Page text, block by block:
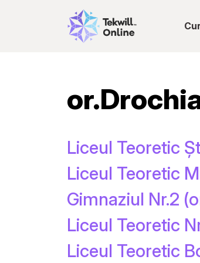
Liceul Teoretic
Liceul Teoretic
Gimnaziul Nr.2
Liceul Teoretic
Liceul Teoretic